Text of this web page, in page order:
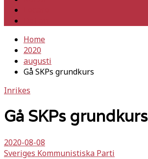
Home
2020
augusti
Gå SKPs grundkurs
Inrikes
Gå SKPs grundkurs
2020-08-08
Sveriges Kommunistiska Parti